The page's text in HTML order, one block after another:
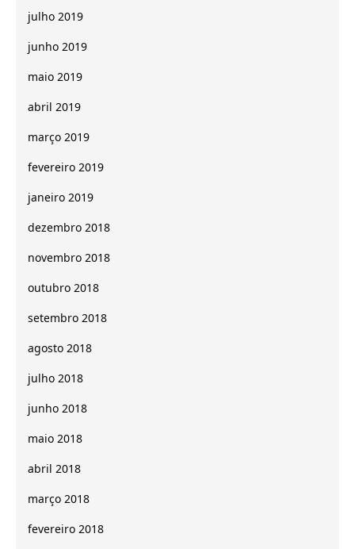
julho 2019
junho 2019
maio 2019
abril 2019
março 2019
fevereiro 2019
janeiro 2019
dezembro 2018
novembro 2018
outubro 2018
setembro 2018
agosto 2018
julho 2018
junho 2018
maio 2018
abril 2018
março 2018
fevereiro 2018